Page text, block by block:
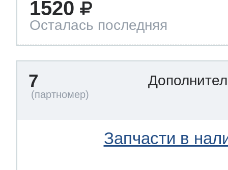
1520
Осталась последняя
7
Запчасти в